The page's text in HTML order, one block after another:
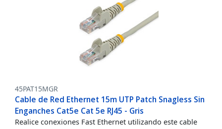
45PAT15MGR
Cable de Red Ethernet 15m UTP Patch Snagless Sin
Enganches Cat5e Cat 5e RJ45 - Gris
Realice conexiones Fast Ethernet utilizando este cable